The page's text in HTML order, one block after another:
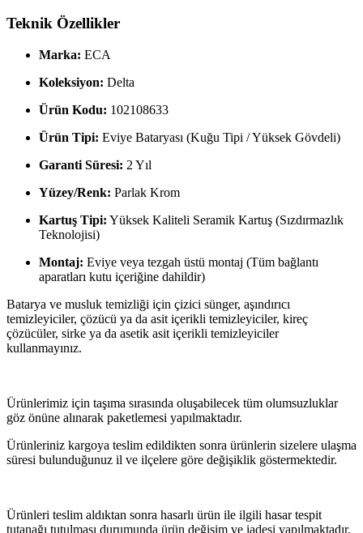
Teknik Özellikler
Marka: ECA
Koleksiyon: Delta
Ürün Kodu: 102108633
Ürün Tipi: Eviye Bataryası (Kuğu Tipi / Yüksek Gövdeli)
Garanti Süresi: 2 Yıl
Yüzey/Renk: Parlak Krom
Kartuş Tipi: Yüksek Kaliteli Seramik Kartuş (Sızdırmazlık
Teknolojisi)
Montaj: Eviye veya tezgah üstü montaj (Tüm bağlantı
aparatları kutu içeriğine dahildir)
Batarya ve musluk temizliği için çizici sünger, aşındırıcı
temizleyiciler, çözücü ya da asit içerikli temizleyiciler, kireç
çözücüler, sirke ya da asetik asit içerikli temizleyiciler
kullanmayınız.
Ürünlerimiz için taşıma sırasında oluşabilecek tüm olumsuzluklar
göz önüne alınarak paketlemesi yapılmaktadır.
Ürünleriniz kargoya teslim edildikten sonra ürünlerin sizelere ulaşma
süresi bulunduğunuz il ve ilçelere göre değişiklik göstermektedir.
Ürünleri teslim aldıktan sonra hasarlı ürün ile ilgili hasar tespit
tutanağı tutulması durumunda ürün değişim ve iadesi yapılmaktadır.